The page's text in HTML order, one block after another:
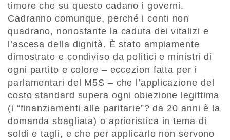
timore che su questo cadano i governi.
Cadranno comunque, perché i conti non
quadrano, nonostante la caduta dei vitalizi e
l’ascesa della dignità. È stato ampiamente
dimostrato e condiviso da politici e ministri di
ogni partito e colore – eccezion fatta per i
parlamentari del M5S – che l’applicazione del
costo standard supera ogni obiezione legittima
(i “finanziamenti alle paritarie”? da 20 anni è la
domanda sbagliata) o aprioristica in tema di
soldi e tagli, e che per applicarlo non servono